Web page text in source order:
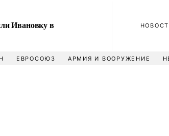
Ивановку в
ЕВРОСОЮЗ АРМИЯ И ВООРУЖЕНИЕ